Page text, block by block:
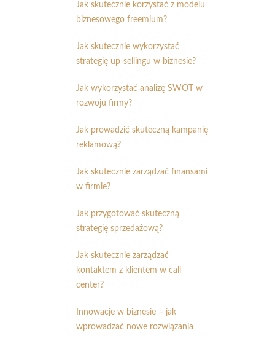
Jak skutecznie korzystać z modelu
biznesowego freemium?
Jak skutecznie wykorzystać
strategię up-sellingu w biznesie?
Jak wykorzystać analizę SWOT w
rozwoju firmy?
Jak prowadzić skuteczną kampanię
reklamową?
Jak skutecznie zarządzać finansami
w firmie?
Jak przygotować skuteczną
strategię sprzedażową?
Jak skutecznie zarządzać
kontaktem z klientem w call
center?
Innowacje w biznesie – jak
wprowadzać nowe rozwiązania